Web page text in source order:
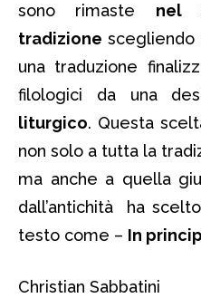
sono rimaste nel
tradizione scegliendo
una traduzione
filologici da una
liturgico. Questa
non solo a tutta la
ma anche a quella
dall’antichità ha
testo come – In
Christian Sabbatini